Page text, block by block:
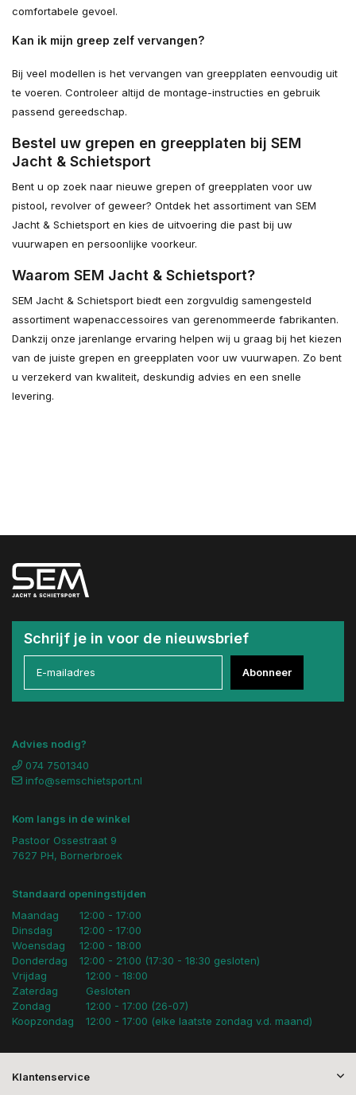
comfortabele gevoel.
Kan ik mijn greep zelf vervangen?
Bij veel modellen is het vervangen van greepplaten eenvoudig uit
te voeren. Controleer altijd de montage-instructies en gebruik
passend gereedschap.
Bestel uw grepen en greepplaten bij SEM
Jacht & Schietsport
Bent u op zoek naar nieuwe grepen of greepplaten voor uw
pistool, revolver of geweer? Ontdek het assortiment van SEM
Jacht & Schietsport en kies de uitvoering die past bij uw
vuurwapen en persoonlijke voorkeur.
Waarom SEM Jacht & Schietsport?
SEM Jacht & Schietsport biedt een zorgvuldig samengesteld
assortiment wapenaccessoires van gerenommeerde fabrikanten.
Dankzij onze jarenlange ervaring helpen wij u graag bij het kiezen
van de juiste grepen en greepplaten voor uw vuurwapen. Zo bent
u verzekerd van kwaliteit, deskundig advies en een snelle
levering.
Schrijf je in voor de nieuwsbrief
Abonneer
Advies nodig?
074 7501340
info@semschietsport.nl
Kom langs in de winkel
Pastoor Ossestraat 9
7627 PH, Bornerbroek
Standaard openingstijden
Maandag
Dinsdag
Woensdag
Donderdag
12:00 - 17:00
12:00 - 17:00
12:00 - 18:00
12:00 - 21:00 (17:30 - 18:30 gesloten)
Vrijdag
Zaterdag
Zondag
Koopzondag
12:00 - 18:00
Gesloten
12:00 - 17:00 (26-07)
12:00 - 17:00 (elke laatste zondag v.d. maand)
Klantenservice